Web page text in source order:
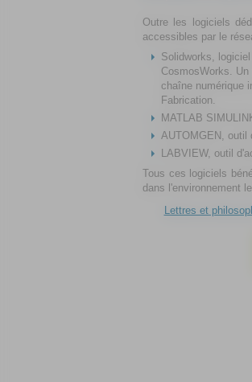
Outre les logiciels
accessibles par le
Solidworks,
CosmosWorks.
chaîne numérique
Fabrication.
MATLAB
AUTOMGEN, outil
LABVIEW, outil
Tous ces logiciels
dans l'environnement
Lettres et